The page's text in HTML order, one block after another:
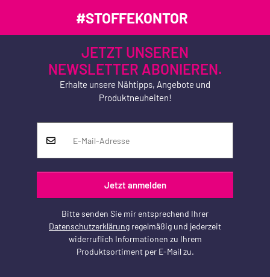
#STOFFEKONTOR
JETZT UNSEREN
NEWSLETTER ABONIEREN.
Erhalte unsere Nähtipps, Angebote und
Produktneuheiten!
Jetzt anmelden
Bitte senden Sie mir entsprechend Ihrer
Datenschutzerklärung regelmäßig und jederzeit
widerruflich Informationen zu Ihrem
Produktsortiment per E-Mail zu.